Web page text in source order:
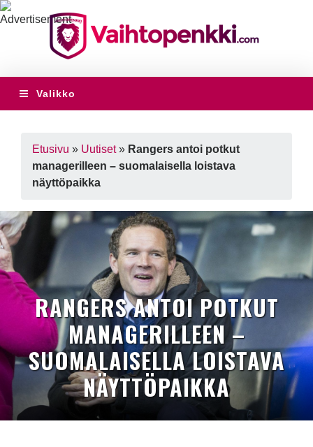
Valikko
Etusivu » Uutiset» Rangers antoi potkut
managerilleen – suomalaisella loistava
näyttöpaikka
RANGERS ANTOI POTKUT
MANAGERILLEEN –
SUOMALAISELLA LOISTAVA
NÄYTTÖPAIKKA